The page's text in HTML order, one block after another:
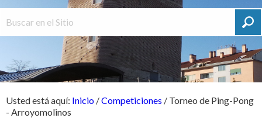
Usted está aquí: Inicio /Competiciones / Torneo de Ping-Pong
- Arroyomolinos